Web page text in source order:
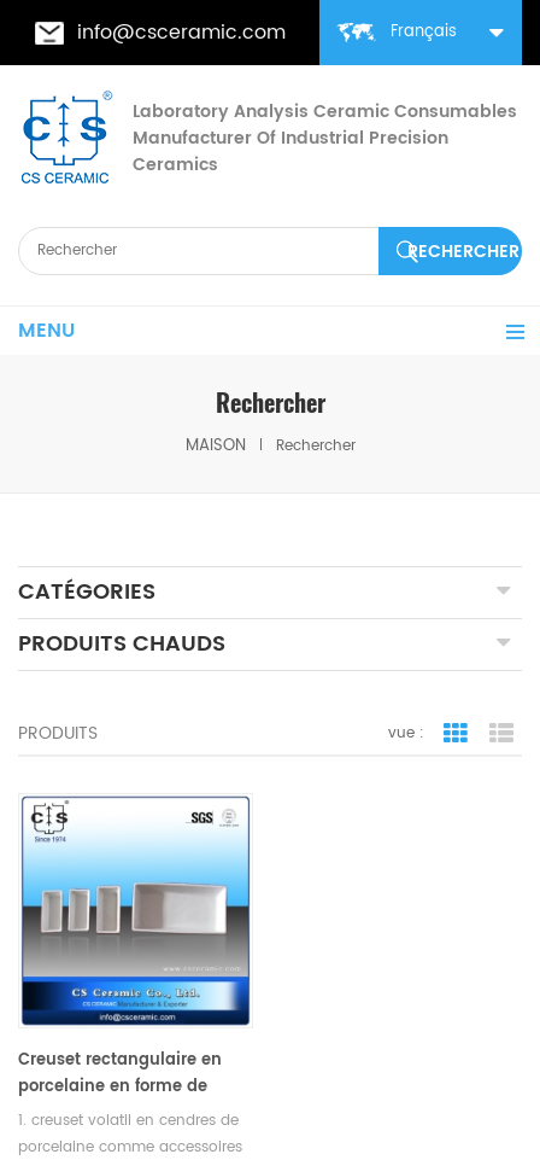
Français
info@csceramic.com
Laboratory Analysis Ceramic Consumables
Manufacturer Of Industrial Precision
Ceramics
MENU
Rechercher
MAISON Rechercher
CATÉGORIES
PRODUITS CHAUDS
PRODUITS vue : vue de
Creuset rectangulaire en
porcelaine en forme de
bateau pour laboratoire
90*60*18mm
1. creuset volatil en cendres de
porcelaine comme accessoires